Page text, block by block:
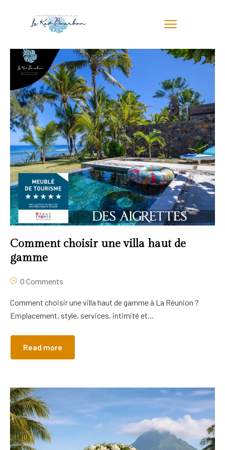
Comment choisir une villa haut de
gamme
0 Comments
Comment choisir une villa haut de gamme à La Réunion ?
Emplacement, style, services, intimité et...
Read more